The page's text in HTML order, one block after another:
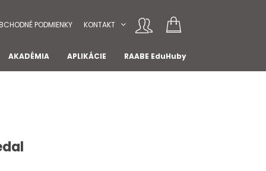
PODMIENKY KONTAKT
AKADÉMIA APLIKÁCIE RAABE EduHuby